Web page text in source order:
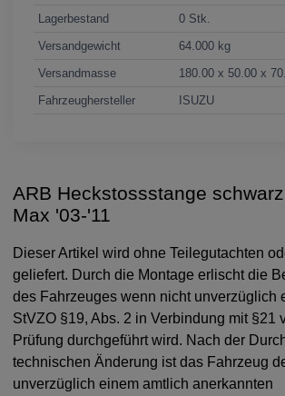
Lagerbestand
0 Stk.
Versandgewicht
64.000 kg
Versandmasse
180.00 x 50.00 x
Fahrzeughersteller
ISUZU
ARB Heckstossstange
Max '03-'11
Dieser Artikel wird ohne Teilegutachten
geliefert. Durch die Montage erlischt die
des Fahrzeuges wenn nicht unverzüglich
StVZO §19, Abs. 2 in Verbindung mit §21
Prüfung durchgeführt wird. Nach der
technischen Änderung ist das Fahrzeug
unverzüglich einem amtlich anerkannten